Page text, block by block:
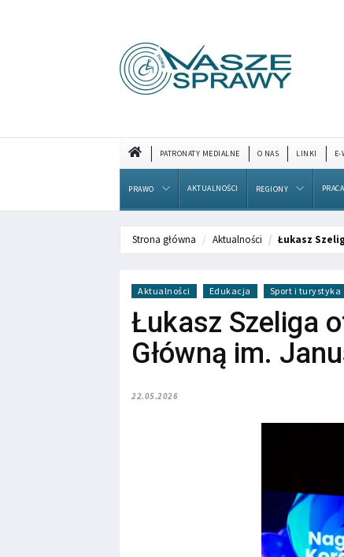
PATRONATY MEDIALNE O NAS LINKI E-
PRAWO AKTUALNOŚCI REGIONY PRACA
Strona główna Aktualności Łukasz
Aktualności Edukacja Sport i turystyka
Łukasz Szeliga
Główną im.
22.05.2026